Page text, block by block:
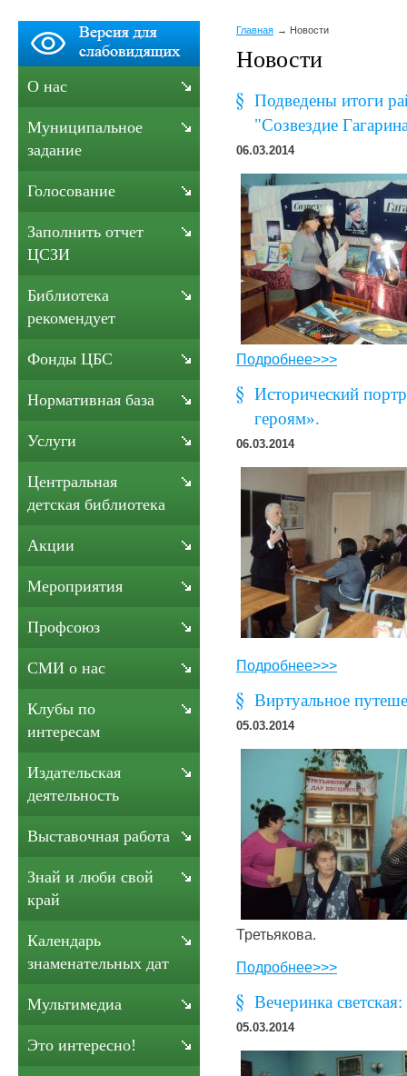
Главная Новости
Новости
Подведены итоги
"Созвездие
06.03.2014
Подробнее>>>
Исторический
героям».
06.03.2014
Подробнее>>>
Виртуальное
05.03.2014
Третьякова.
Подробнее>>>
Вечеринка
05.03.2014
О нас
Муниципальное
задание
Голосование
Заполнить отчет
ЦСЗИ
Библиотека
рекомендует
Фонды ЦБС
Нормативная база
Услуги
Центральная
детская библиотека
Акции
Мероприятия
Профсоюз
СМИ о нас
Клубы по
интересам
Издательская
деятельность
Выставочная работа
Знай и люби свой
край
Календарь
знаменательных дат
Мультимедиа
Это интересно!